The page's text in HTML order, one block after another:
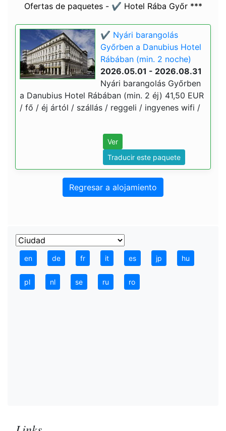
Ofertas de paquetes - ✔️ Hotel Rába Győr ***
✔️ Nyári barangolás
Győrben a Danubius Hotel
Rábában (min. 2 noche)
2026.05.01 - 2026.08.31
Nyári barangolás Győrben
a Danubius Hotel Rábában (min. 2 éj) 41,50 EUR
/ fő / éj ártól / szállás / reggeli / ingyenes wifi /
Ver
Traducir este paquete
Regresar a alojamiento
en de fr it es jp hu
pl nl se ru ro